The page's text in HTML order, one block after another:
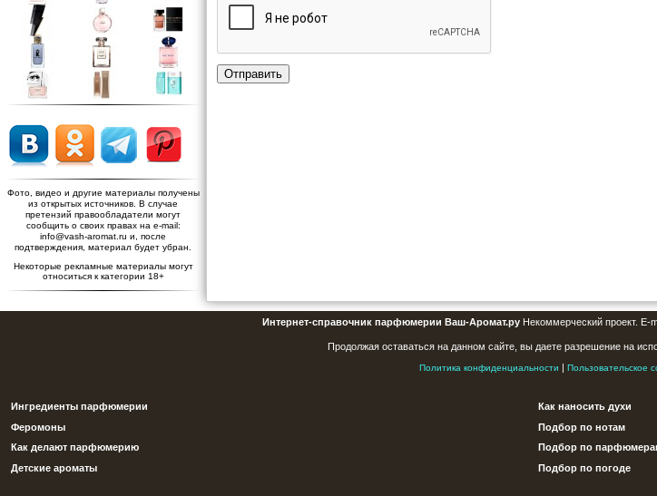
Фото, видео и другие материалы получены
из открытых источников. В случае
претензий правообладатели могут
сообщить о своих правах на e-mail:
info@vash-aromat.ru и, после
подтверждения, материал будет убран.
Некоторые рекламные материалы могут
относиться к категории 18+
Отправить
Интернет-справочник парфюмерии Ваш-Аромат.руНекоммерческий проект. E-
Продолжая оставаться на данном сайте, вы даете разрешение на
Политика конфиденциальности | Пользовательское
Ингредиенты парфюмерии
Феромоны
Как делают парфюмерию
Детские ароматы
Как наносить духи
Подбор по нотам
Подбор по
Подбор по погоде